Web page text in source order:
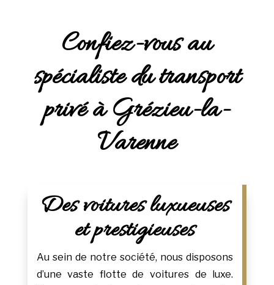
Confiez-vous au
spécialiste du transport
privé à Grézieu-la-
Varenne
Des voitures luxueuses
et prestigieuses
Au sein de notre société, nous disposons
d’une vaste flotte de voitures de luxe.